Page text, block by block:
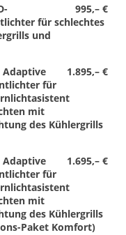
995,– €
für schlechtes
und
1.895,– €
Adaptive
für
mit
des Kühlergrills
1.695,– €
Adaptive
für
mit
des Kühlergrills
Paket Komfort)